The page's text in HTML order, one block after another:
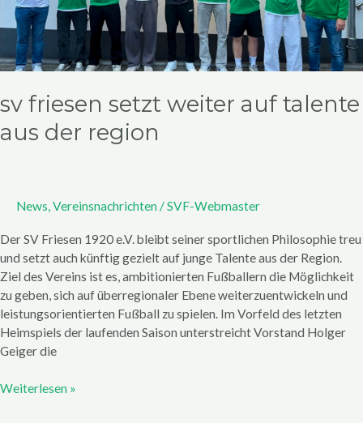
sv friesen setzt weiter auf talente
aus der region
News,Vereinsnachrichten /SVF-Webmaster
Der SV Friesen 1920 e.V. bleibt seiner sportlichen Philosophie treu
und setzt auch künftig gezielt auf junge Talente aus der Region.
Ziel des Vereins ist es, ambitionierten Fußballern die Möglichkeit
zu geben, sich auf überregionaler Ebene weiterzuentwickeln und
leistungsorientierten Fußball zu spielen. Im Vorfeld des letzten
Heimspiels der laufenden Saison unterstreicht Vorstand Holger
Geiger die
der
Region
Weiterlesen »